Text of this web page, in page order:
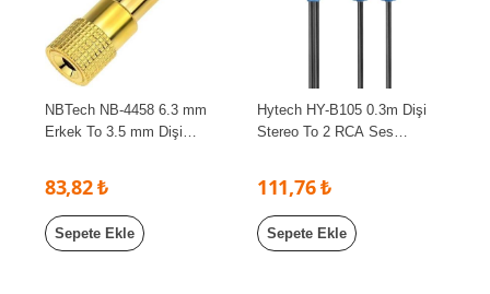
NBTech NB-4458 6.3 mm
Erkek To 3.5 mm Dişi
83,82 ₺
Sepete Ekle
Hytech HY-B105 0.3m Dişi
Stereo To 2 RCA Ses
111,76 ₺
Sepete Ekle